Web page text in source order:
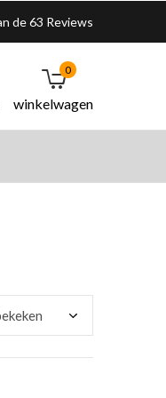
winkelwagen
0
de 63 Reviews